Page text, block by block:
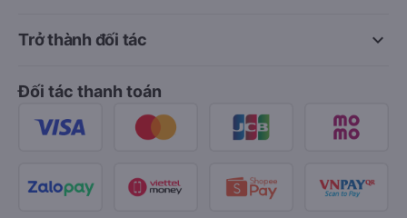
keyboard_arrow_down
Trở thành đối tác
Đối tác thanh toán